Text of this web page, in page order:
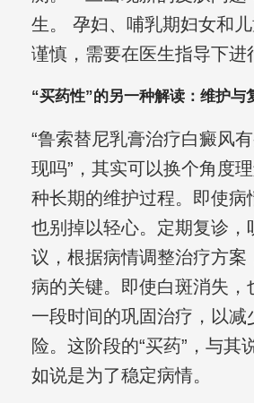
生。 孕妇、哺乳期妇女和
谨慎，需要在医生指导下进
“买药性”的另一种解读：维护与
“鲁索替尼乳膏治疗白癜风
现吗”，其实可以换个角度
种长期的维护过程。即使病
也别掉以轻心。定期复诊，
议，根据病情调整治疗方案
病的关键。即使白斑消失，
一段时间的巩固治疗，以减
险。这阶段的“买药”，与其
如说是为了稳定病情。